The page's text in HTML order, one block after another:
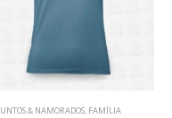
,FAMÍLIA CONJUNTOS &